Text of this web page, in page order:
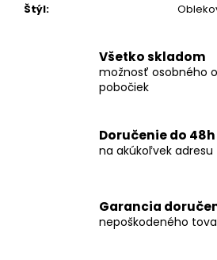
Štýl:
Všetko skladom
možnosť osobného
pobočiek
Doručenie do 48h
na akúkoľvek adresu
Garancia
nepoškodeného